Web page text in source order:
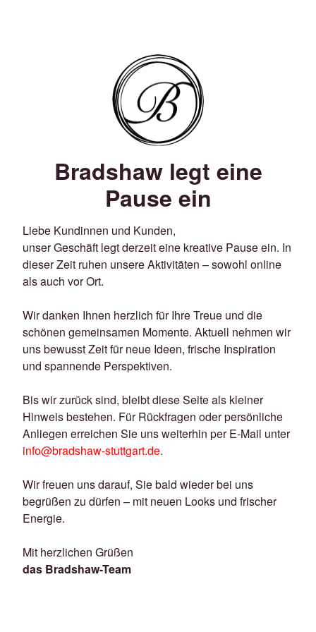
Bradshaw legt eine
Pause ein
Liebe Kundinnen und Kunden,
unser Geschäft legt derzeit eine kreative Pause ein. In
dieser Zeit ruhen unsere Aktivitäten – sowohl online
als auch vor Ort.
Wir danken Ihnen herzlich für Ihre Treue und die
schönen gemeinsamen Momente. Aktuell nehmen wir
uns bewusst Zeit für neue Ideen, frische Inspiration
und spannende Perspektiven.
Bis wir zurück sind, bleibt diese Seite als kleiner
Hinweis bestehen. Für Rückfragen oder persönliche
Anliegen erreichen Sie uns weiterhin per E-Mail unter
info@bradshaw-stuttgart.de.
Wir freuen uns darauf, Sie bald wieder bei uns
begrüßen zu dürfen – mit neuen Looks und frischer
Energie.
Mit herzlichen Grüßen
das Bradshaw-Team